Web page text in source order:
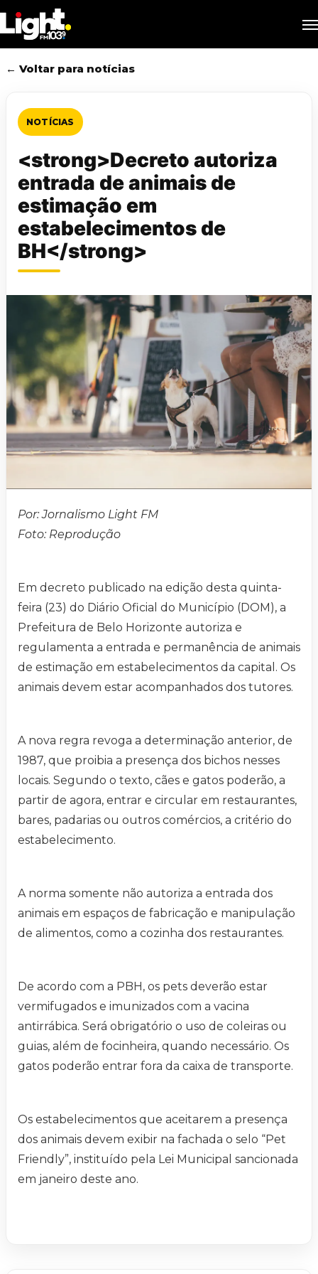
to
main
content
← Voltar para notícias
NOTÍCIAS
<strong>Decreto autoriza
entrada de animais de
estimação em
estabelecimentos de
BH</strong>
Por: Jornalismo Light FM
Foto: Reprodução
Em decreto publicado na edição desta quinta-
feira (23) do Diário Oficial do Município (DOM), a
Prefeitura de Belo Horizonte autoriza e
regulamenta a entrada e permanência de animais
de estimação em estabelecimentos da capital. Os
animais devem estar acompanhados dos tutores.
A nova regra revoga a determinação anterior, de
1987, que proibia a presença dos bichos nesses
locais. Segundo o texto, cães e gatos poderão, a
partir de agora, entrar e circular em restaurantes,
bares, padarias ou outros comércios, a critério do
estabelecimento.
A norma somente não autoriza a entrada dos
animais em espaços de fabricação e manipulação
de alimentos, como a cozinha dos restaurantes.
De acordo com a PBH, os pets deverão estar
vermifugados e imunizados com a vacina
antirrábica. Será obrigatório o uso de coleiras ou
guias, além de focinheira, quando necessário. Os
gatos poderão entrar fora da caixa de transporte.
Os estabelecimentos que aceitarem a presença
dos animais devem exibir na fachada o selo “Pet
Friendly”, instituído pela Lei Municipal sancionada
em janeiro deste ano.